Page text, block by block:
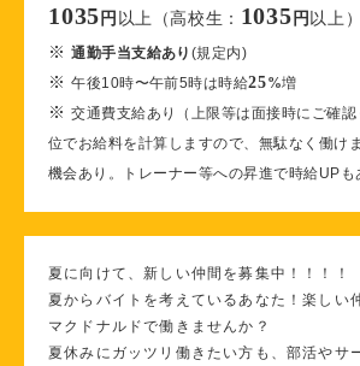
1035 円 以上（高校生： 1035 円 以上）
※通勤手当支給あり (規定内)
※午後10時〜午前5時は時給25%増
※交通費支給あり（上限等は面接時にご確
位でお給料を計算しますので、無駄なく働け
機会あり。トレーナー等への昇進で時給UPも
夏に向けて、新しい仲間を募集中！！！！
夏からバイトを考えているあなた！楽しい
マクドナルドで働きませんか？
夏休みにガッツリ働きたい方も、部活やサ